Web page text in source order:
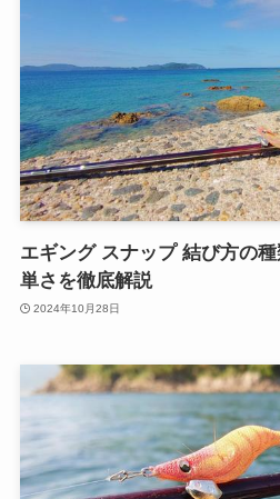
エギング スナップ 結び方の
単さを徹底解説
2024年10月28日